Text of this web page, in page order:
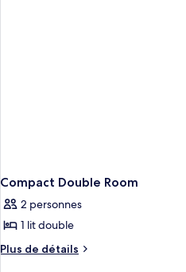
Compact Double Room
2 personnes
1 lit double
Plus de détails
Plus